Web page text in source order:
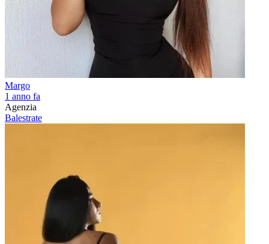
Margo
1 anno fa
Agenzia
Balestrate